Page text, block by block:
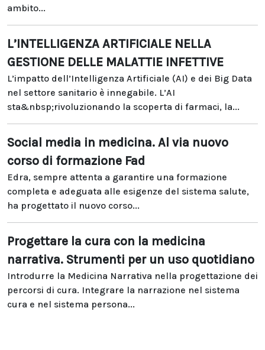
ambito...
L’INTELLIGENZA ARTIFICIALE NELLA
GESTIONE DELLE MALATTIE INFETTIVE
L’impatto dell’Intelligenza Artificiale (AI) e dei Big Data
nel settore sanitario è innegabile. L’AI
sta&nbsp;rivoluzionando la scoperta di farmaci, la...
Social media in medicina. Al via nuovo
corso di formazione Fad
Edra, sempre attenta a garantire una formazione
completa e adeguata alle esigenze del sistema salute,
ha progettato il nuovo corso...
Progettare la cura con la medicina
narrativa. Strumenti per un uso quotidiano
Introdurre la Medicina Narrativa nella progettazione dei
percorsi di cura. Integrare la narrazione nel sistema
cura e nel sistema persona...